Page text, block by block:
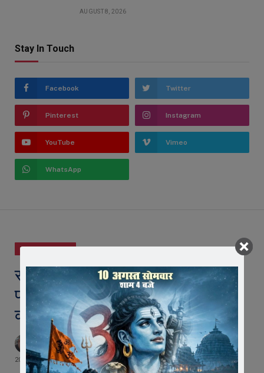
AUGUST 8, 2026
Stay In Touch
Facebook Twitter
Pinterest Instagram
YouTube Vimeo
WhatsApp
UNCATEGORIZED
सीनियर शालेय राष्ट्रीय बास्केट बॉल
प्रतियोगिता हेतु जिला बास्केटबॉल संघ
की मैत्रेयी का चयन
EDITOR JANUARY 18, 2024 UPDATED: JANUARY 18,
2024 NO COMMENTS